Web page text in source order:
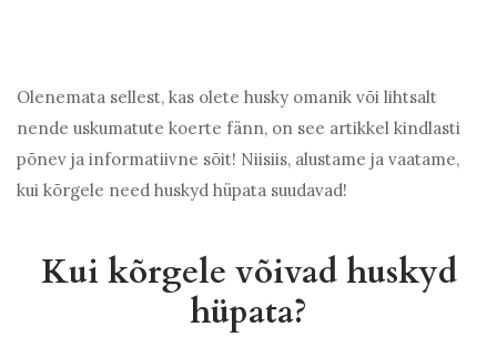
Olenemata sellest, kas olete husky omanik või lihtsalt
nende uskumatute koerte fänn, on see artikkel kindlasti
põnev ja informatiivne sõit! Niisiis, alustame ja vaatame,
kui kõrgele need huskyd hüpata suudavad!
Kui kõrgele võivad huskyd
hüpata?